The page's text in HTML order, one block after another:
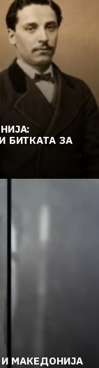
БИТКАТА ЗА
МАКЕДОНИЈА